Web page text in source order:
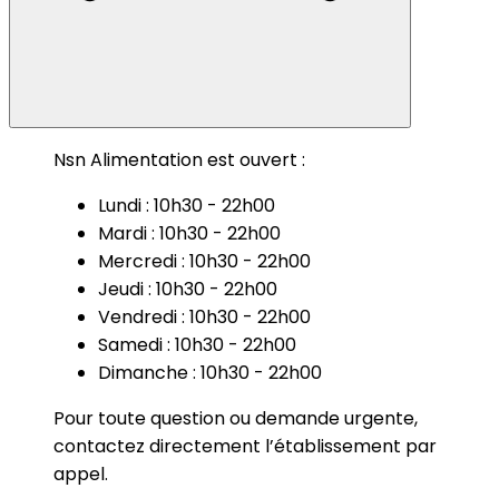
Nsn Alimentation est ouvert :
Lundi : 10h30 - 22h00
Mardi : 10h30 - 22h00
Mercredi : 10h30 - 22h00
Jeudi : 10h30 - 22h00
Vendredi : 10h30 - 22h00
Samedi : 10h30 - 22h00
Dimanche : 10h30 - 22h00
Pour toute question ou demande urgente,
contactez directement l’établissement par
appel.